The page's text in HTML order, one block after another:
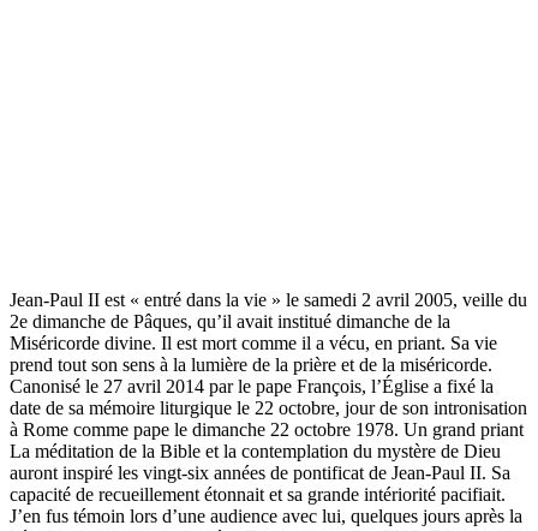
Jean-Paul II est « entré dans la vie » le samedi 2 avril 2005, veille du
2e dimanche de Pâques, qu’il avait institué dimanche de la
Miséricorde divine. Il est mort comme il a vécu, en priant. Sa vie
prend tout son sens à la lumière de la prière et de la miséricorde.
Canonisé le 27 avril 2014 par le pape François, l’Église a fixé la
date de sa mémoire liturgique le 22 octobre, jour de son intronisation
à Rome comme pape le dimanche 22 octobre 1978. Un grand priant
La méditation de la Bible et la contemplation du mystère de Dieu
auront inspiré les vingt-six années de pontificat de Jean-Paul II. Sa
capacité de recueillement étonnait et sa grande intériorité pacifiait.
J’en fus témoin lors d’une audience avec lui, quelques jours après la